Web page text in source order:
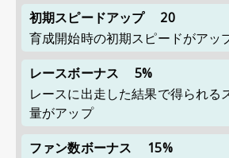
初期スピードアップ
20
育成開始時の初期スピードがアッ
レースボーナス
5%
レースに出走した結果で得られる
量がアップ
ファン数ボーナス
15%